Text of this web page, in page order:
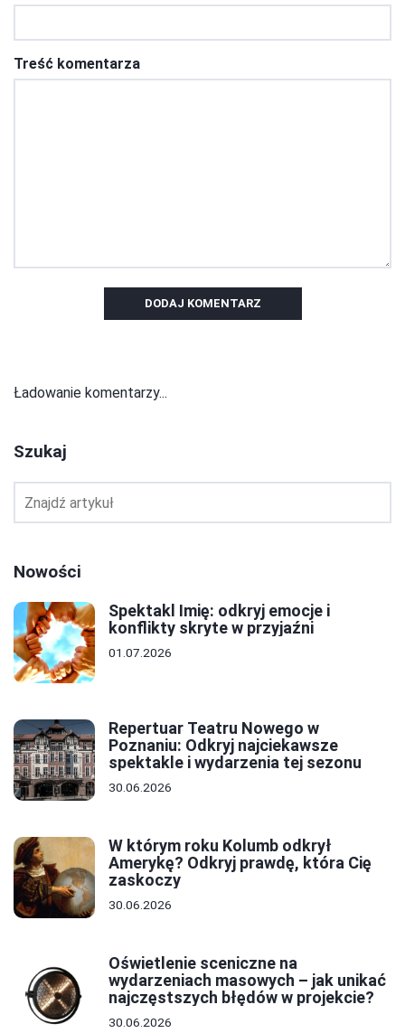
Treść komentarza
DODAJ KOMENTARZ
Ładowanie komentarzy...
Szukaj
Nowości
Spektakl Imię: odkryj emocje i
konflikty skryte w przyjaźni
01.07.2026
Repertuar Teatru Nowego w
Poznaniu: Odkryj najciekawsze
spektakle i wydarzenia tej sezonu
30.06.2026
W którym roku Kolumb odkrył
Amerykę? Odkryj prawdę, która Cię
zaskoczy
30.06.2026
Oświetlenie sceniczne na
wydarzeniach masowych – jak unikać
najczęstszych błędów w projekcie?
30.06.2026